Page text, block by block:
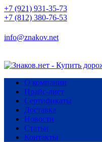
+7 (921) 931-35-73
+7 (812) 380-76-53
info@znakov.net
О компании
Прайс-лист
Сертификаты
Доставка
Новости
Статьи
Контакты